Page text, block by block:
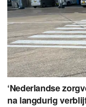
‘Nederlandse
na langdurig